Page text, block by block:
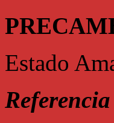
Estado